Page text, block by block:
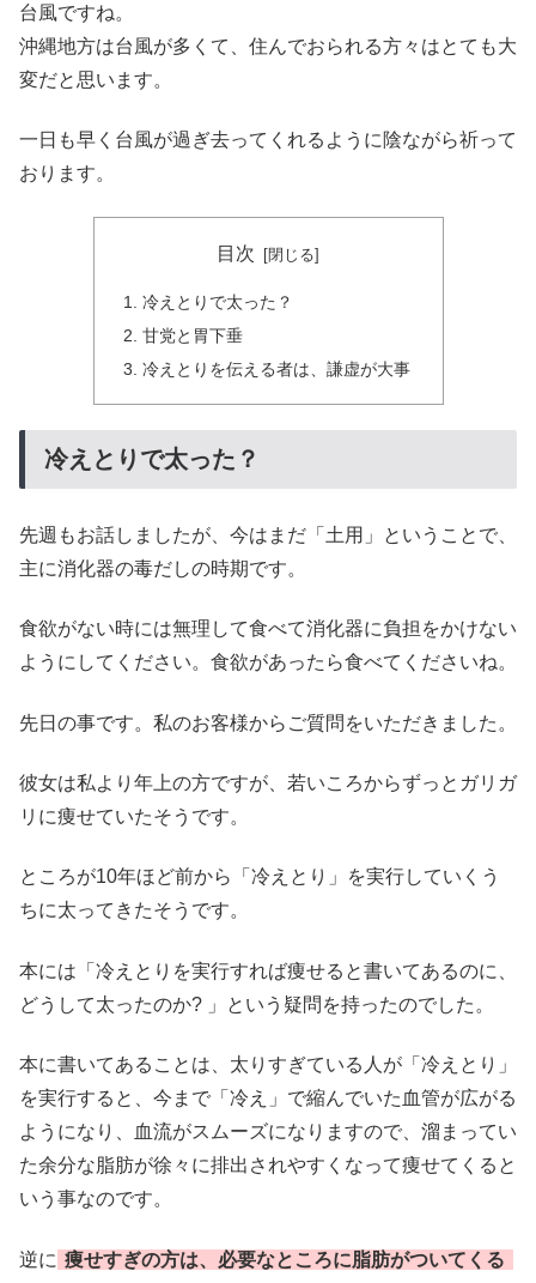
台風ですね。
沖縄地方は台風が多くて、住んでおられる方々はとても大
変だと思います。
一日も早く台風が過ぎ去ってくれるように陰ながら祈って
おります。
目次
冷えとりで太った？
甘党と胃下垂
冷えとりを伝える者は、謙虚が大事
冷えとりで太った？
先週もお話しましたが、今はまだ「土用」ということで、
主に消化器の毒だしの時期です。
食欲がない時には無理して食べて消化器に負担をかけない
ようにしてください。食欲があったら食べてくださいね。
先日の事です。私のお客様からご質問をいただきました。
彼女は私より年上の方ですが、若いころからずっとガリガ
リに痩せていたそうです。
ところが10年ほど前から「冷えとり」を実行していくう
ちに太ってきたそうです。
本には「冷えとりを実行すれば痩せると書いてあるのに、
どうして太ったのか? 」という疑問を持ったのでした。
本に書いてあることは、太りすぎている人が「冷えとり」
を実行すると、今まで「冷え」で縮んでいた血管が広がる
ようになり、血流がスムーズになりますので、溜まってい
た余分な脂肪が徐々に排出されやすくなって痩せてくると
いう事なのです。
逆に 痩せすぎの方は、必要なところに脂肪がついてくる